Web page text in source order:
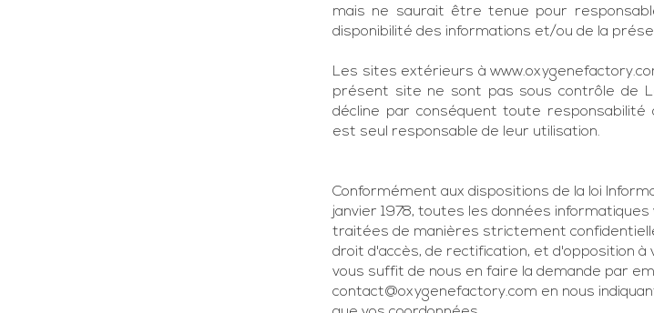
mais ne saurait être tenue pour
disponibilité des informations et/ou de la
Les sites extérieurs à
présent site ne sont pas sous contrôle de
décline par conséquent toute responsabilité
est seul responsable de leur utilisation.
Conformément aux dispositions de la loi
janvier 1978, toutes les données
traitées de manières strictement
droit d'accès, de rectification, et d'opposition à
vous suffit de nous en faire la demande par
contact@oxygenefactory.com en nous